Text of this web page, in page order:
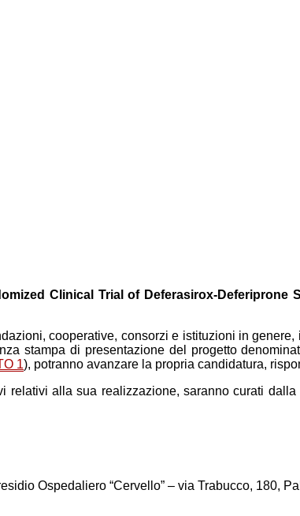
Clinical Trial of Deferasirox-Deferiprone
cooperative, consorzi e istituzioni in
stampa di presentazione del progetto
1), potranno avanzare la propria candidatura,
alla sua realizzazione, saranno curati
Ospedaliero “Cervello” – via Trabucco, 180,